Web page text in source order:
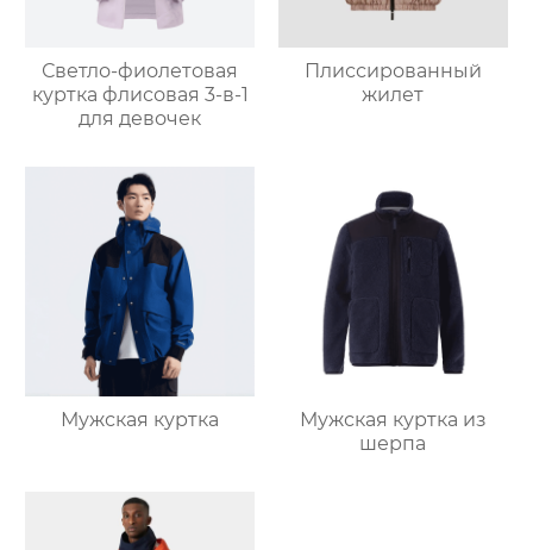
Светло-фиолетовая
куртка флисовая 3-в-1
для девочек
Плиссированный
жилет
Мужская куртка
Мужская куртка из
шерпа